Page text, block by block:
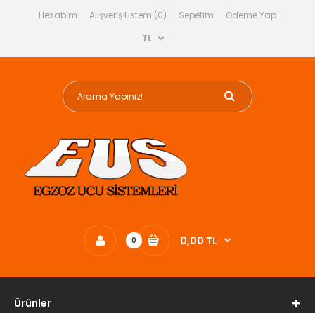
Hesabım Alışveriş Listem (0) Sepetim
Ödeme Yap
TL
0 0,00 TL
Ürünler